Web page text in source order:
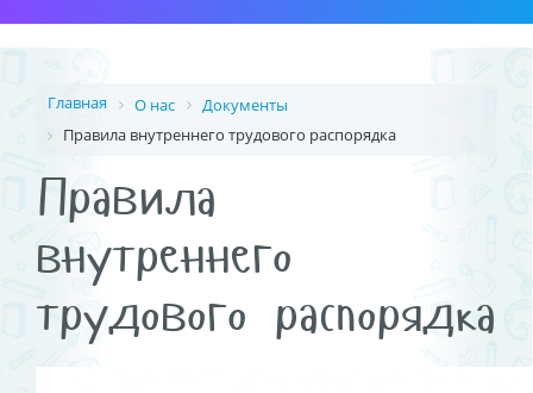
Главная О нас
Документы
Правила внутреннего трудового распорядка
Правила
внутреннего
трудового распорядка